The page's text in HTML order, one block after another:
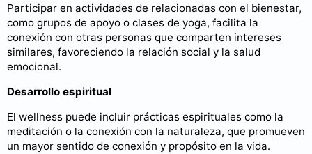
Participar en actividades de relacionadas con el bienestar,
como grupos de apoyo o clases de yoga, facilita la
conexión con otras personas que comparten intereses
similares, favoreciendo la relación social y la salud
emocional.
Desarrollo espiritual
El wellness puede incluir prácticas espirituales como la
meditación o la conexión con la naturaleza, que promueven
un mayor sentido de conexión y propósito en la vida.